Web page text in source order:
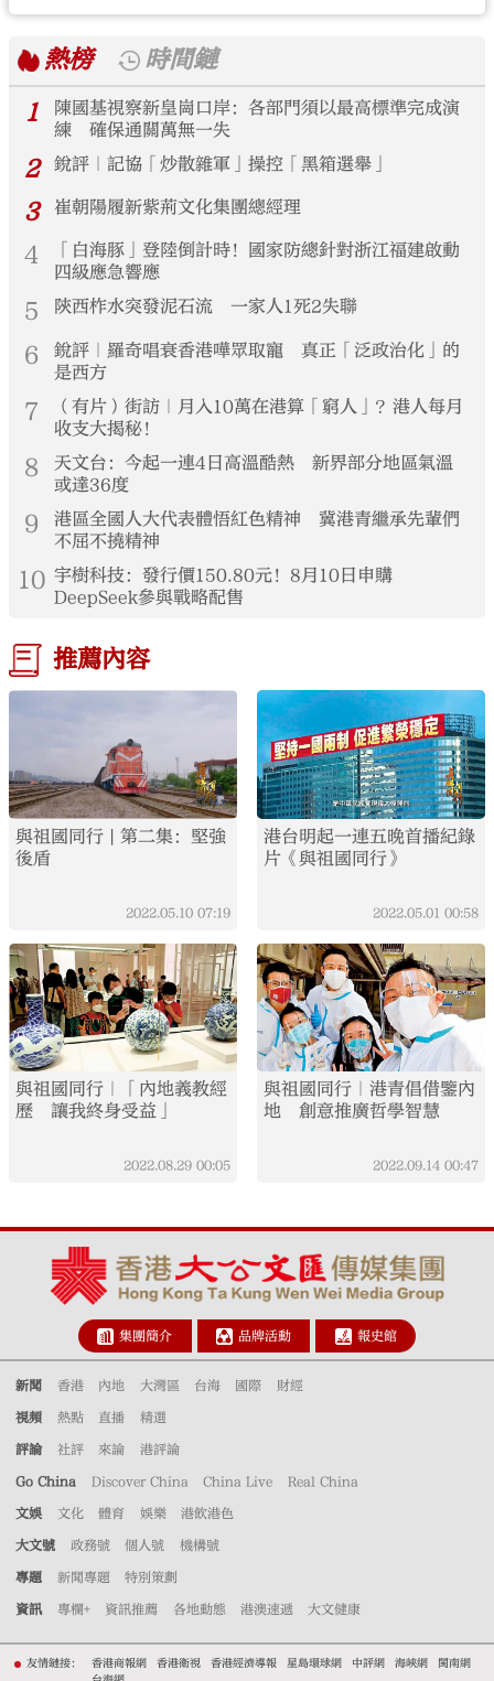
熱榜
時間鏈
1
陳國基視察新皇崗口岸：各部門須以最高標準完成演
練 確保通關萬無一失
2 銳評｜記協「炒散雜軍」操控「黑箱選舉」
3 崔朝陽履新紫荊文化集團總經理
4
「白海豚」登陸倒計時！國家防總針對浙江福建啟動
四級應急響應
5 陝西柞水突發泥石流 一家人1死2失聯
6
銳評｜羅奇唱衰香港嘩眾取寵 真正「泛政治化」的
是西方
7
（有片）街訪｜月入10萬在港算「窮人」？港人每月
收支大揭秘！
8
天文台：今起一連4日高溫酷熱 新界部分地區氣溫
或達36度
9
港區全國人大代表體悟紅色精神 冀港青繼承先輩們
不屈不撓精神
10 宇樹科技：發行價150.80元！8月10日申購
DeepSeek參與戰略配售
推薦內容
與祖國同行 | 第二集：堅強
後盾
2022.05.10 07:19
港台明起一連五晚首播紀錄
片《與祖國同行》
2022.05.01 00:58
與祖國同行｜「內地義教經
歷 讓我終身受益」
2022.08.29 00:05
與祖國同行｜港青倡借鑒內
地 創意推廣哲學智慧
2022.09.14 00:47
集團簡介 品牌活動 報史館
新聞 香港 內地 大灣區 台海 國際 財經
視頻 熱點 直播 精選
評論 社評 來論 港評論
Go China Discover China China Live Real China
文娛 文化 體育 娛樂 港飲港色
大文號 政務號 個人號 機構號
專題 新聞專題 特別策劃
資訊 專欄+ 資訊推薦 各地動態 港澳速遞 大文健康
友情鏈接： 香港商報網 香港衛視 香港經濟導報 星島環球網 中評網 海峽網
閩南網